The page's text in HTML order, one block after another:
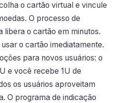
o cartão virtual e vincule
O processo de
libera o cartão em minutos.
o cartão imediatamente.
para novos usuários: o
e você recebe 1U de
os usuários aproveitam
O programa de indicação